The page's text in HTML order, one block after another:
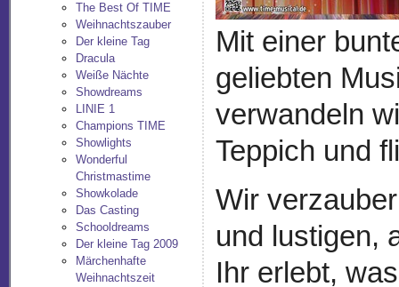
The Best Of TIME
Weihnachtszauber
Der kleine Tag
Dracula
Weiße Nächte
Showdreams
LINIE 1
Champions TIME
Showlights
Wonderful
Christmastime
Showkolade
Das Casting
Schooldreams
Der kleine Tag 2009
Märchenhafte
Weihnachtszeit
Mit einer
geliebten
verwandeln
Teppich und
Wir
und lustigen,
Ihr erlebt,